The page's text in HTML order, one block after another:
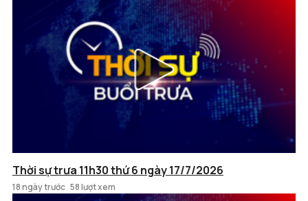
Thời sự trưa 11h30 thứ 6 ngày 17/7/2026
18 ngày trước 58 lượt xem